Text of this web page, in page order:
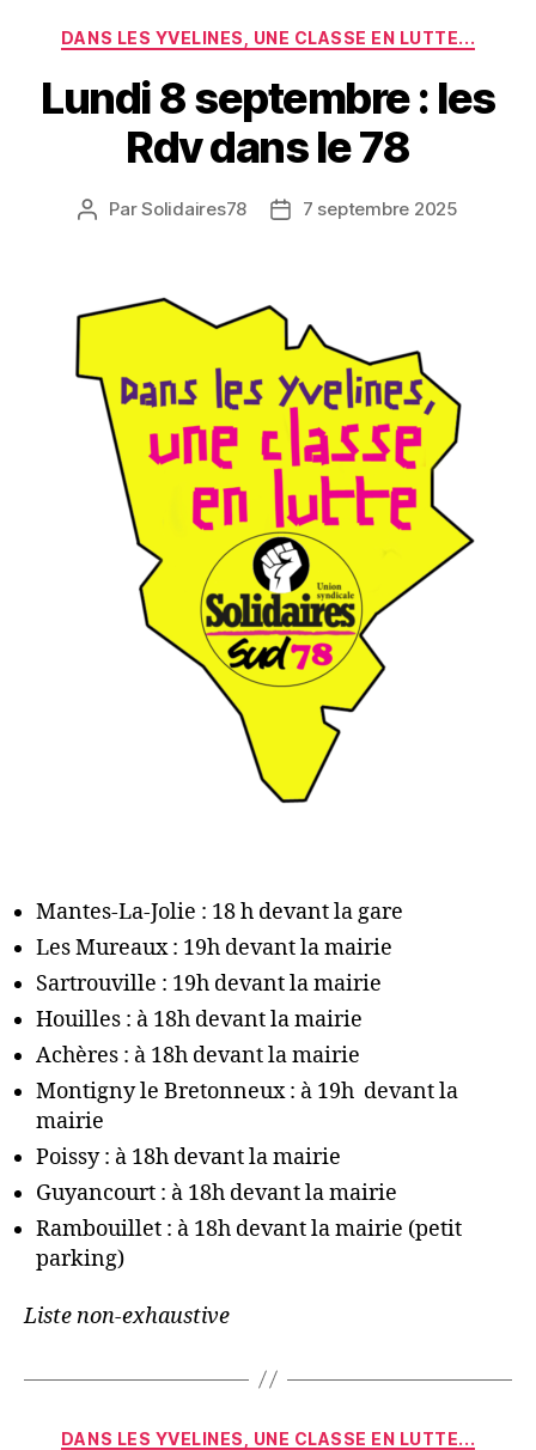
Catégories
DANS LES YVELINES, UNE CLASSE EN LUTTE...
Lundi 8 septembre : les
Rdv dans le 78
Auteur
ParSolidaires78
Date7 septembre 2025
Mantes-La-Jolie : 18 h devant la gare
Les Mureaux : 19h devant la mairie
Sartrouville : 19h devant la mairie
Houilles : à 18h devant la mairie
Achères : à 18h devant la mairie
Montigny le Bretonneux : à 19h devant la
mairie
Poissy : à 18h devant la mairie
Guyancourt : à 18h devant la mairie
Rambouillet : à 18h devant la mairie (petit
parking)
Liste non-exhaustive
Catégories
DANS LES YVELINES, UNE CLASSE EN LUTTE...